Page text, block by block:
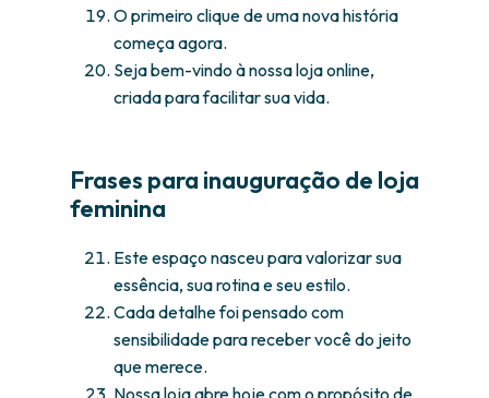
O primeiro clique de uma nova história
começa agora.
Seja bem-vindo à nossa loja online,
criada para facilitar sua vida.
Frases para inauguração de loja
feminina
Este espaço nasceu para valorizar sua
essência, sua rotina e seu estilo.
Cada detalhe foi pensado com
sensibilidade para receber você do jeito
que merece.
Nossa loja abre hoje com o propósito de